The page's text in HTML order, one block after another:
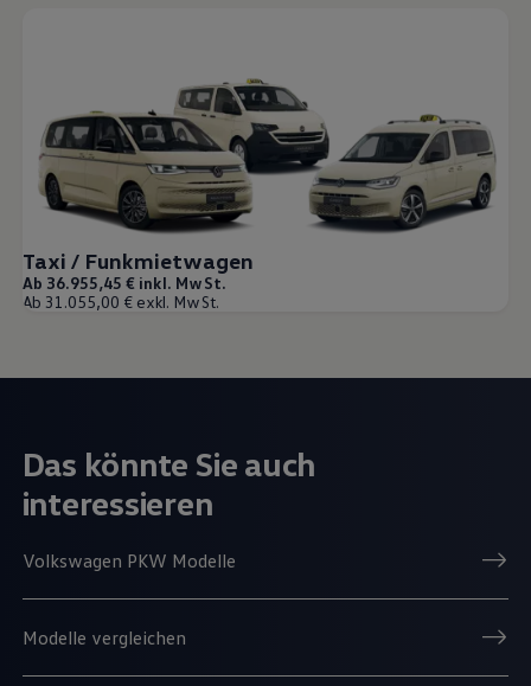
Taxi / Funkmietwagen
Ab 36.955,45 € inkl. MwSt.
Ab 31.055,00 € exkl. MwSt.
Das könnte Sie auch
interessieren
Volkswagen PKW Modelle
Modelle vergleichen